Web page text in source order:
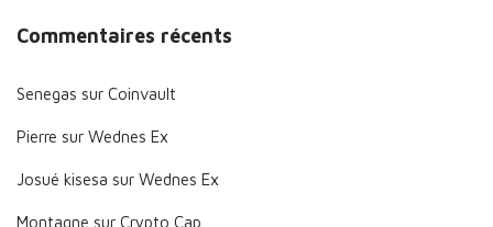
Commentaires récents
Senegas sur Coinvault
Pierre sur Wednes Ex
Josué kisesa sur Wednes Ex
Montagne sur Crypto Cap